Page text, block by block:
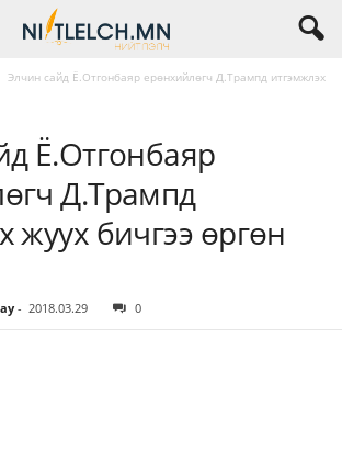
Элчин сайд Ё.Отгонбаяр ерөнхийлөгч Д.Трампд итгэмжлэх
Ё.Отгонбаяр
Д.Трампд
жуух бичгээ өргөн
- 2018.03.29 0